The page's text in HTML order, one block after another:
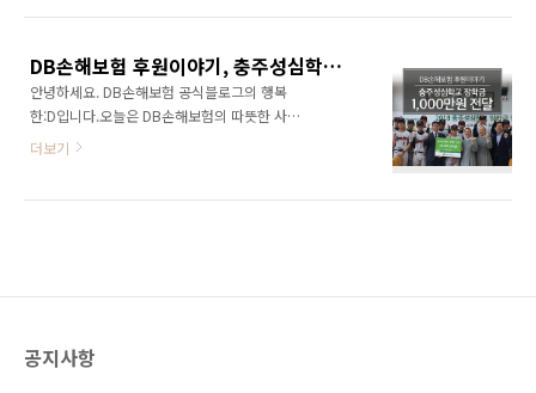
물품 지원, 그리고 DB프로미 농구단의 경기관람
코로나19 확산 시기에는 ‘약속상자’를 전달하는
등 어려운 ..
2차 신청기간 : 8월 23일(목)~9월 6일(목) 18시
서류제출 및 가구원동의 : 8월 23일(목)~9월 10
일(월) 18시(※2학기 1차 신청기간 마감 : 5월
17일(목)~6월 15일(금) 18시) 국가장학금 신청
당합니다. 재학생은 국가장학금 1차 신청이 원칙
DB손해보험 후원이야기, 충주성심학교 장학금 1,000만원 전달
안녕하세요. DB손해보험 공식블로그의 행복
한:D입니다.오늘은 DB손해보험의 따뜻한 사회
공헌활동 소식을 가지고 왔습니다:)지난 19일,
장학금은 경제적 어려움으로 학업에 지장을 받
더보기
공지사항